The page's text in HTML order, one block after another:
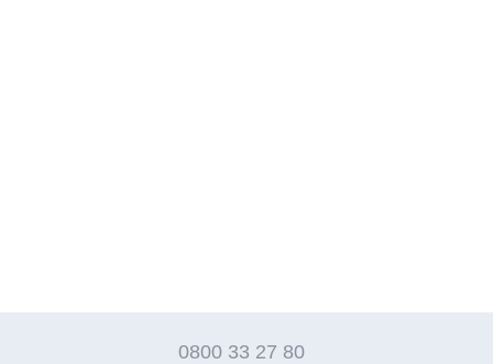
0800 33 27 80